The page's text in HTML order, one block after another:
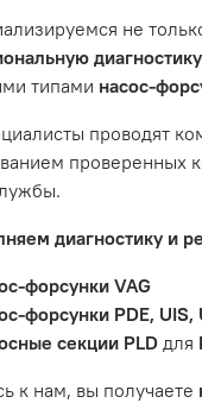
не
срок.
расходным
свечи
вызваны ДТП,
не
типами насос-
проводят
проверенных
диагностику и
форсунки VAG
форсунки PDE, UIS,
секции PLDдля
к нам, вы получаете